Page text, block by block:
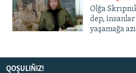
Olğa
dep, insanlar
yaşamağa
QOŞULIÑIZ!